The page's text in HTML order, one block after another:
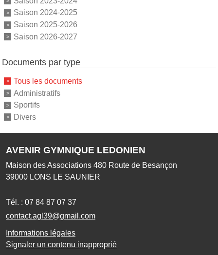
Saison 2024-2025
Saison 2025-2026
Saison 2026-2027
Documents par type
Tous les documents
Administratifs
Sportifs
Divers
AVENIR GYMNIQUE LEDONIEN
Maison des Associations 480 Route de Besançon
39000 LONS LE SAUNIER
Tél. : 07 84 87 07 37
contact.agl39@gmail.com
Informations légales
Signaler un contenu inapproprié